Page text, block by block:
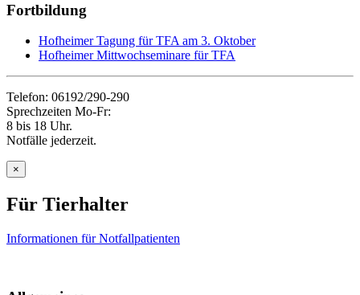
Fortbildung
Hofheimer Tagung für TFA am 3. Oktober
Hofheimer Mittwochseminare für TFA
Telefon: 06192/290-290
Sprechzeiten Mo-Fr:
8 bis 18 Uhr.
Notfälle jederzeit.
×
Für Tierhalter
Informationen für Notfallpatienten